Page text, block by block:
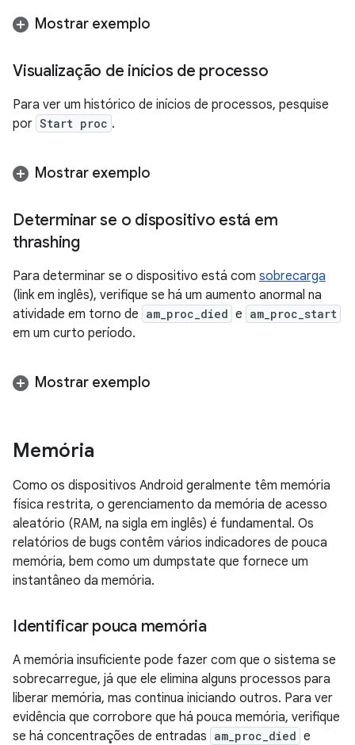
Mostrar exemplo
Visualização de inícios de processo
Para ver um histórico de inícios de processos, pesquise
por Start proc .
Mostrar exemplo
Determinar se o dispositivo está em
thrashing
Para determinar se o dispositivo está com sobrecarga
(link em inglês), verifique se há um aumento anormal na
atividade em torno de am_proc_died e am_proc_start
em um curto período.
Mostrar exemplo
Memória
Como os dispositivos Android geralmente têm memória
física restrita, o gerenciamento da memória de acesso
aleatório (RAM, na sigla em inglês) é fundamental. Os
relatórios de bugs contêm vários indicadores de pouca
memória, bem como um dumpstate que fornece um
instantâneo da memória.
Identificar pouca memória
A memória insuficiente pode fazer com que o sistema se
sobrecarregue, já que ele elimina alguns processos para
liberar memória, mas continua iniciando outros. Para ver
evidência que corrobore que há pouca memória, verifique
se há concentrações de entradas am_proc_died e